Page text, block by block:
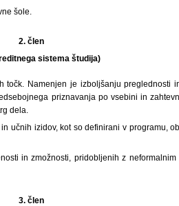
šole.
2. člen
sistema študija)
točk. Namenjen je izboljšanju preglednosti
priznavanja po vsebini in
dela.
učnih izidov, kot so definirani v programu,
in zmožnosti, pridobljenih z
3. člen